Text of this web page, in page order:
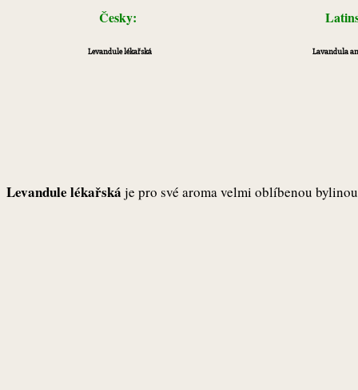
Česky:
Levandule lékařská Lavandula
Levandule lékařská je pro své aroma velmi oblíbenou